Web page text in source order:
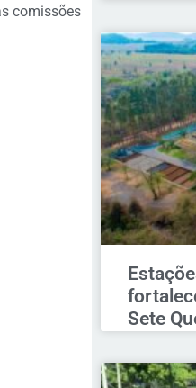
comissões
Sete